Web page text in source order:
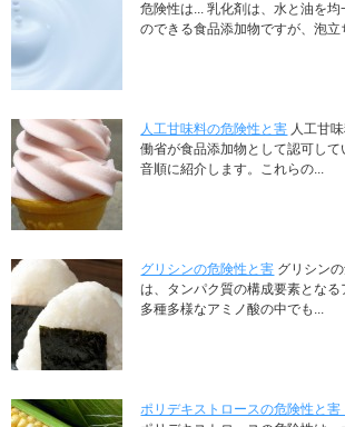
危険性は... 乳化剤は、水と油を均
のできる食品添加物ですが、泡立
人工甘味料の危険性と害 人工甘
働省が食品添加物として認可し
音順に紹介します。これらの...
グリシンの危険性と害 グリシン
は、タンパク質の構成要素となる
多種多様なアミノ酸の中でも...
ポリデキストロースの危険性と